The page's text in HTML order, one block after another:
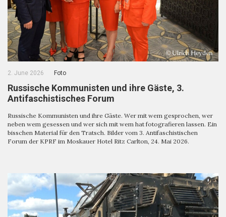
2. June 2026 Foto
Russische Kommunisten und ihre Gäste, 3.
Antifaschistisches Forum
Russische Kommunisten und ihre Gäste. Wer mit wem gesprochen, wer
neben wem gesessen und wer sich mit wem hat fotografieren lassen. Ein
bisschen Material für den Tratsch. Bilder vom 3. Antifaschistischen
Forum der KPRF im Moskauer Hotel Ritz Carlton, 24. Mai 2026.